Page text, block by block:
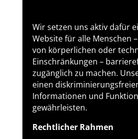
Wir setzen uns aktiv dafür
Website für alle Menschen
von körperlichen oder
Einschränkungen –
zugänglich zu machen.
einen
Informationen und
gewährleisten.
Rechtlicher Rahmen